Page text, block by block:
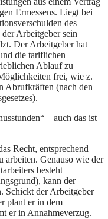
Ermessens. Liegt bei
des
Arbeitgeber sein
Der Arbeitgeber hat
die tariflichen
Ablauf zu
frei, wie z.
Abrufkräften (nach den
– auch das ist
Recht, entsprechend
arbeiten. Genauso wie der
besteht
kann der
Schickt der Arbeitgeber
plant er in dem
er in Annahmeverzug.